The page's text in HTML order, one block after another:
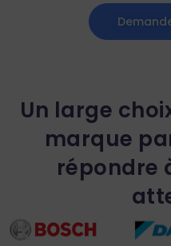
Un large
marque
répondre